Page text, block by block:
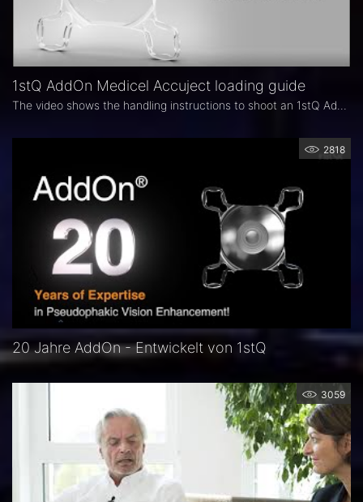
1stQ AddOn Medicel Accuject loading guide
2818
20 Jahre AddOn - Entwickelt von 1stQ
3059